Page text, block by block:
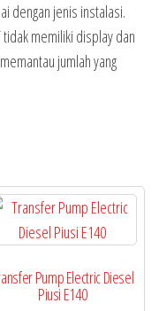
dengan jenis instalasi.
memiliki display dan
jumlah yang
Pump Electric Diesel
Piusi E140